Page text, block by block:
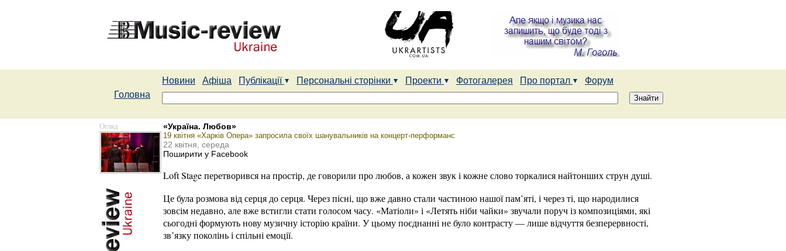
Новини Афіша Публікації Персональні сторінки Проекти Фотогалерея Про портал
Форум
Головна
Огляд «Україна. Любов»
19 квітня «Харків Опера» запросила своїх шанувальників на концерт-перформанс
22 квітня, середа
Поширити у Facebook
Loft Stage перетворився на простір, де говорили про любов, а кожен звук і кожне слово торкалися найтонших струн душі.
Це була розмова від серця до серця. Через пісні, що вже давно стали частиною нашої пам’яті, і через ті, що народилися
зовсім недавно, але вже встигли стати голосом часу. «Матіоли» і «Летять ніби чайки» звучали поруч із композиціями, які
сьогодні формують нову музичну історію країни. У цьому поєднанні не було контрасту — лише відчуття безперервності,
зв’язку поколінь і спільні емоції.